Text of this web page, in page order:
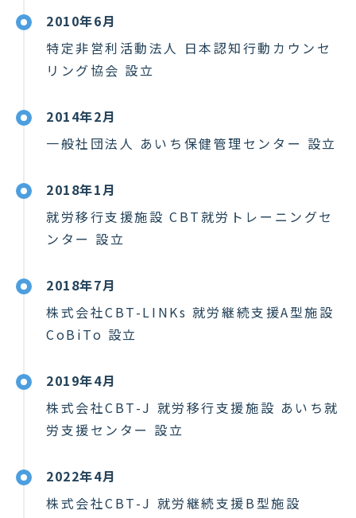
2010年6月
特定非営利活動法人 日本認知行動カウンセ
リング協会 設立
2014年2月
一般社団法人 あいち保健管理センター 設立
2018年1月
就労移行支援施設 CBT就労トレーニングセ
ンター 設立
2018年7月
株式会社CBT-LINKs 就労継続支援A型施設
CoBiTo 設立
2019年4月
株式会社CBT-J 就労移行支援施設 あいち就
労支援センター 設立
2022年4月
株式会社CBT-J 就労継続支援B型施設